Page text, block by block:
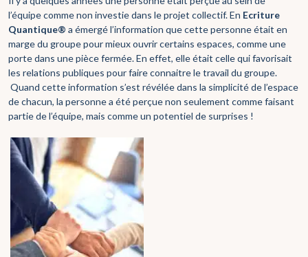
l’équipe comme non investie dans le projet collectif. En Ecriture
Quantique® a émergé l’information que cette personne était en
marge du groupe pour mieux ouvrir certains espaces, comme une
porte dans une pièce fermée. En effet, elle était celle qui favorisait
les relations publiques pour faire connaitre le travail du groupe.
Quand cette information s’est révélée dans la simplicité de l’espace
de chacun, la personne a été perçue non seulement comme faisant
partie de l’équipe, mais comme un potentiel de surprises !